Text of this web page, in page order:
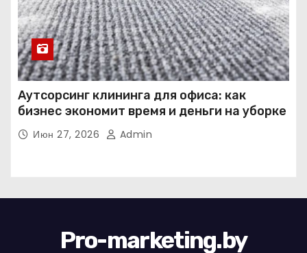
Аутсорсинг клининга для офиса: как
бизнес экономит время и деньги на уборке
Июн 27, 2026 Admin
Pro-marketing.by